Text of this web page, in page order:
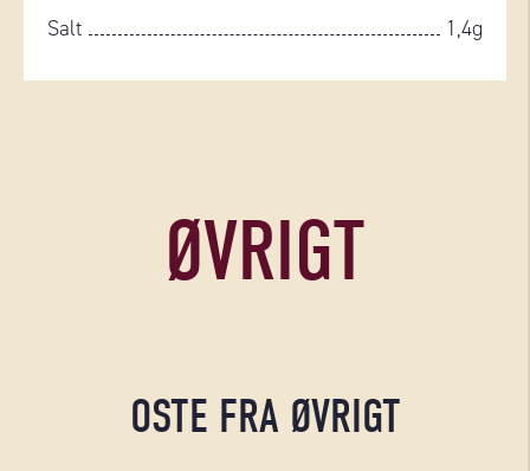
Salt
1,4g
ØVRIGT
OSTE FRA ØVRIGT